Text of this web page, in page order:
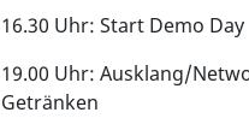
16.30 Uhr: Start Demo Day
19.00 Uhr: Ausklang/
Getränken